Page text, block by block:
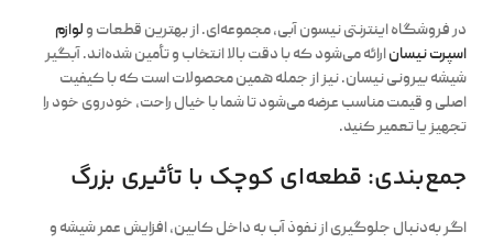
در فروشگاه اینترنتی نیسون آبی، مجموعه‌ای. از بهترین قطعات ولوازم
اسپرت نیسانارائه می‌شود که با دقت بالا انتخاب و تأمین شده‌اند. آبگیر
شیشه بیرونی نیسان. نیز از جمله همین محصولات است که با کیفیت
اصلی و قیمت مناسب عرضه می‌شود تا شما با خیال راحت، خودروی خود را
تجهیز یا تعمیر کنید.
جمع‌بندی: قطعه‌ای کوچک با تأثیری بزرگ
اگر به‌دنبال جلوگیری از نفوذ آب به داخل کابین، افزایش عمر شیشه و